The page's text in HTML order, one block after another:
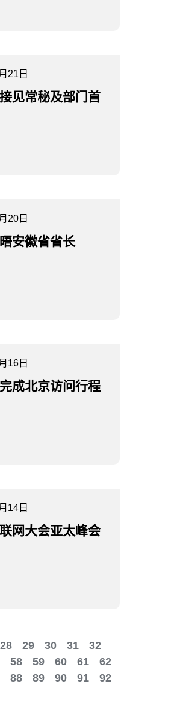
21日
见常秘及部门首
20日
安徽省省长
16日
成北京访问行程
14日
网大会亚太峰会
28 29 30 31
32
58 59 60 61
62
88 89 90 91
92